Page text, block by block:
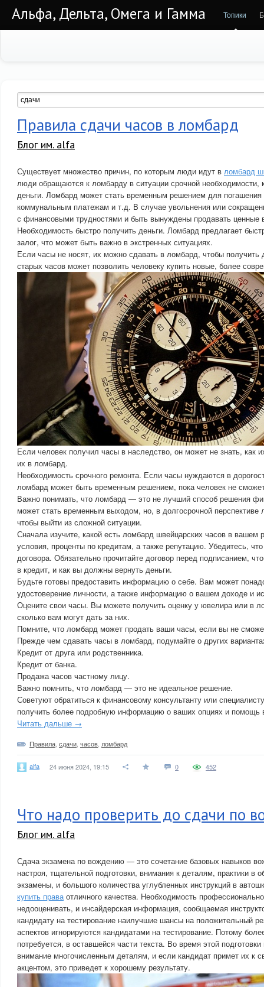
Альфа, Дельта, Омега и Гамма Топики
Правила сдачи часов в ломбард
Блог им. alfa
Существует множество причин, по которым люди идут в ломбард
люди обращаются к ломбарду в ситуации срочной необходимости,
деньги. Ломбард может стать временным решением для погашения
коммунальным платежам и т.д. В случае увольнения или
с финансовыми трудностями и быть вынуждены продавать ценные
Необходимость быстро получить деньги. Ломбард предлагает
залог, что может быть важно в экстренных ситуациях.
Если часы не носят, их можно сдавать в ломбард, чтобы получить
старых часов может позволить человеку купить новые, более
Если человек получил часы в наследство, он может не знать, как
их в ломбард.
Необходимость срочного ремонта. Если часы нуждаются в
ломбард может быть временным решением, пока человек не
Важно понимать, что ломбард — это не лучший способ решения
может стать временным выходом, но, в долгосрочной перспективе
чтобы выйти из сложной ситуации.
Сначала изучите, какой есть ломбард швейцарских часов в вашем
условия, проценты по кредитам, а также репутацию. Убедитесь,
договора. Обязательно прочитайте договор перед подписанием,
в кредит, и как вы должны вернуть деньги.
Будьте готовы предоставить информацию о себе. Вам может
удостоверение личности, а также информацию о вашем доходе и
Оцените свои часы. Вы можете получить оценку у ювелира или в
сколько вам могут дать за них.
Помните, что ломбард может продать ваши часы, если вы не
Прежде чем сдавать часы в ломбард, подумайте о других
Кредит от друга или родственника.
Кредит от банка.
Продажа часов частному лицу.
Важно помнить, что ломбард — это не идеальное решение.
Советуют обратиться к финансовому консультанту или
получить более подробную информацию о ваших опциях и помощь
Читать дальше →
Правила сдачи часов ломбард
alfa 24 июня 2024, 19:15 0 452
Что надо проверить до сдачи по
Блог им. alfa
Сдача экзамена по вождению — это сочетание базовых навыков
настроя, тщательной подготовки, внимания к деталям, практики в
экзамены, и большого количества углубленных инструкций в
купить праваотличного качества. Необходимость
недооценивать, и инсайдерская информация, сообщаемая
кандидату на тестирование наилучшие шансы на положительный
аспектов игнорируются кандидатами на тестирование. Потому
потребуется, в оставшейся части текста. Во время этой
внимание многочисленным деталям, и если кандидат примет их к
акцентом, это приведет к хорошему результату.